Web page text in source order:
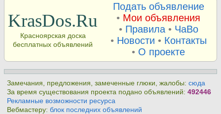
KrasDos.Ru
Красноярская доска
бесплатных объявлений
Подать объявление
• Мои объявления
• Правила• ЧаВо
• Новости • Контакты
• О проекте
Замечания, предложения, замеченные глюки, жалобы:сюда
За время существования проекта подано объявлений:492446
Рекламные возможности ресурса
Вебмастеру:блок последних объявлений